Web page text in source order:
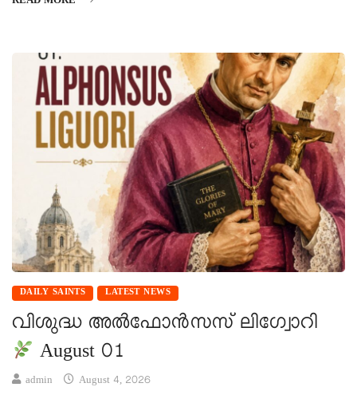
DAILY SAINTS LATEST NEWS
വിശുദ്ധ അൽഫോൻസസ് ലിഗ്വോറി
August 01
admin August 4, 2026